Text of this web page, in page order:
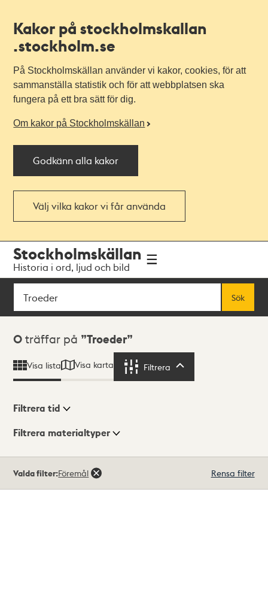
Kakor på stockholmskallan
.stockholm.se
På Stockholmskällan använder vi kakor, cookies, för att
sammanställa statistik och för att webbplatsen ska
fungera på ett bra sätt för dig.
Om kakor på Stockholmskällan
Godkänn alla kakor
Välj vilka kakor vi får använda
navigationen
huvudinnehållet
Stockholmskällan
Historia i ord, ljud och bild
Sök
Sök
Sökresultat
0 träffar på Troeder
Visa lista Visa karta Filtrera
Visningsläge
Filtrera tid
Filtrera materialtyper
träffar
Valda filter:Föremål Rensa filter